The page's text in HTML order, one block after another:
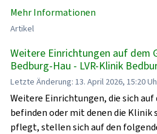
Mehr Informationen
Artikel
Weitere Einrichtungen auf dem
Bedburg-Hau - LVR-Klinik
Letzte Änderung: 13. April 2026, 15:20
Weitere Einrichtungen, die sich
befinden oder mit denen die Klinik
pflegt, stellen sich auf den